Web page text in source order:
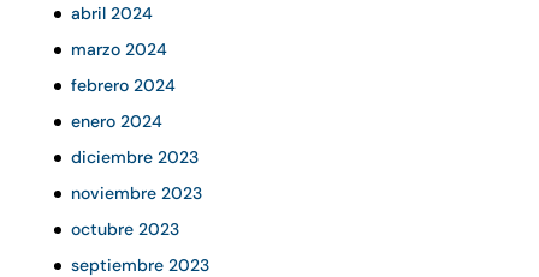
abril 2024
marzo 2024
febrero 2024
enero 2024
diciembre 2023
noviembre 2023
octubre 2023
septiembre 2023